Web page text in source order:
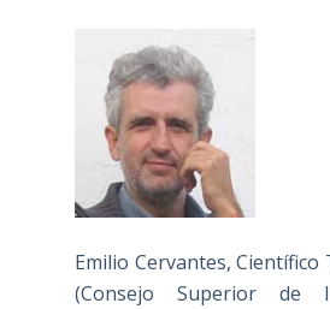
Emilio Cervantes, Científico
(Consejo Superior de